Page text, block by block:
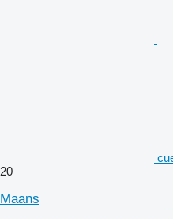
20
Maans